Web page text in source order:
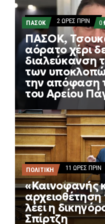
ΠΑΣΟΚ 2 ΏΡΕΣ ΠΡΙΝ 0
ΠΑΣΟΚ,
αόρατο χέρι
διαλεύκανση
των
την απόφαση
του Αρείου
ΠΟΛΙΤΙΚΗ 11 ΏΡΕΣ ΠΡΙΝ
«Καινοφανής
λέει η
Σπίρτζη